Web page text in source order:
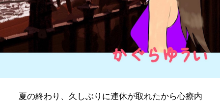
夏の終わり、久しぶりに連休が取れたから心療内